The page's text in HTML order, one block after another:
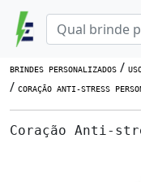
BRINDES PERSONALIZADOS /
/ CORAÇÃO ANTI-STRESS
Coração Anti-